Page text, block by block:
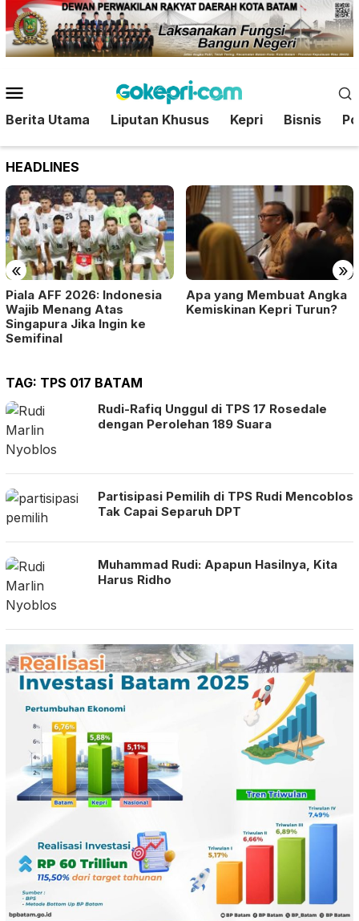
Loncat
ke
konten
Mobile
Berita Utama Liputan Khusus Kepri Bisnis
HEADLINES
« »
Piala AFF 2026: Indonesia
Wajib Menang Atas
Singapura Jika Ingin ke
Semifinal
Apa yang Membuat Angka
Kemiskinan Kepri Turun?
TAG: TPS 017 BATAM
Rudi-Rafiq Unggul di TPS 17 Rosedale
dengan Perolehan 189 Suara
Partisipasi Pemilih di TPS Rudi Mencoblos
Tak Capai Separuh DPT
Muhammad Rudi: Apapun Hasilnya, Kita
Harus Ridho